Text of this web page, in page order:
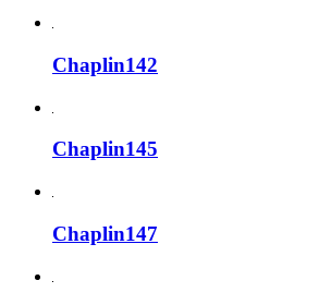
Chaplin142
Chaplin145
Chaplin147